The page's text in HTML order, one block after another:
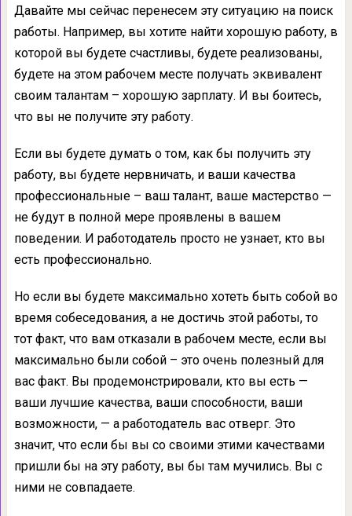
Давайте мы сейчас перенесем эту ситуацию на поиск
работы. Например, вы хотите найти хорошую работу, в
которой вы будете счастливы, будете реализованы,
будете на этом рабочем месте получать эквивалент
своим талантам – хорошую зарплату. И вы боитесь,
что вы не получите эту работу.
Если вы будете думать о том, как бы получить эту
работу, вы будете нервничать, и ваши качества
профессиональные – ваш талант, ваше мастерство —
не будут в полной мере проявлены в вашем
поведении. И работодатель просто не узнает, кто вы
есть профессионально.
Но если вы будете максимально хотеть быть собой во
время собеседования, а не достичь этой работы, то
тот факт, что вам отказали в рабочем месте, если вы
максимально были собой – это очень полезный для
вас факт. Вы продемонстрировали, кто вы есть —
ваши лучшие качества, ваши способности, ваши
возможности, — а работодатель вас отверг. Это
значит, что если бы вы со своими этими качествами
пришли бы на эту работу, вы бы там мучились. Вы с
ними не совпадаете.